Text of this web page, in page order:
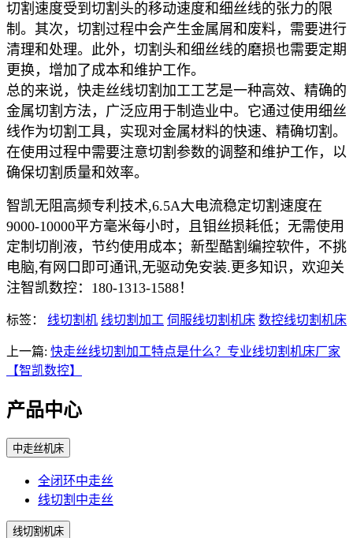
切割速度受到切割头的移动速度和细丝线的张力的限
制。其次，切割过程中会产生金属屑和废料，需要进行
清理和处理。此外，切割头和细丝线的磨损也需要定期
更换，增加了成本和维护工作。
总的来说，快走丝线切割加工工艺是一种高效、精确的
金属切割方法，广泛应用于制造业中。它通过使用细丝
线作为切割工具，实现对金属材料的快速、精确切割。
在使用过程中需要注意切割参数的调整和维护工作，以
确保切割质量和效率。
智凯无阻高频专利技术,6.5A大电流稳定切割速度在
9000-10000平方毫米每小时，且钼丝损耗低；无需使用
定制切削液，节约使用成本；新型酷割编控软件，不挑
电脑,有网口即可通讯,无驱动免安装.更多知识，欢迎关
注智凯数控：180-1313-1588！
标签： 线切割机 线切割加工 伺服线切割机床 数控线切割机床
上一篇: 快走丝线切割加工特点是什么？专业线切割机床厂家
【智凯数控】
产品中心
中走丝机床
全闭环中走丝
线切割中走丝
线切割机床